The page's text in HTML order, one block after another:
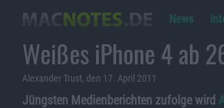
News
Weißes iPhone 4 ab
Alexander Trust, den 17. April 2011
Jüngsten Medienberichten zufolge wird